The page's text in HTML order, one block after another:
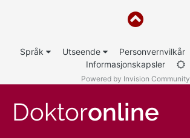
Språk Utseende Personvernvilkår
Informasjonskapsler
Powered by Invision Community
Doktoronline